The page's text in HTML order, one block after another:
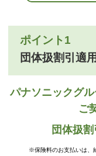
ポイント1
団体扱割引適
パナソニックグ
ご
団体扱割
※保険料のお支払いは、